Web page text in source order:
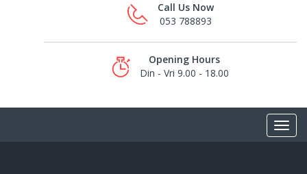
Call Us Now
053 788893
Opening Hours
Din - Vri 9.00 - 18.00